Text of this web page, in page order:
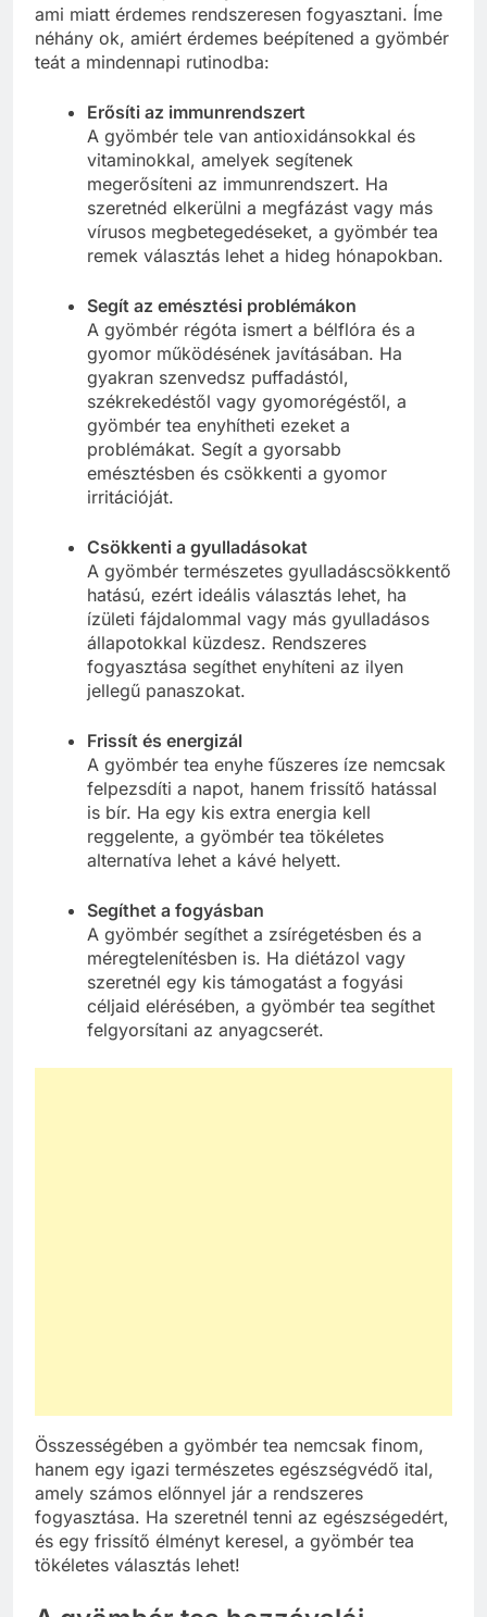
ami miatt érdemes rendszeresen fogyasztani. Íme
néhány ok, amiért érdemes beépítened a gyömbér
teát a mindennapi rutinodba:
Erősíti az immunrendszert
A gyömbér tele van antioxidánsokkal és
vitaminokkal, amelyek segítenek
megerősíteni az immunrendszert. Ha
szeretnéd elkerülni a megfázást vagy más
vírusos megbetegedéseket, a gyömbér tea
remek választás lehet a hideg hónapokban.
Segít az emésztési problémákon
A gyömbér régóta ismert a bélflóra és a
gyomor működésének javításában. Ha
gyakran szenvedsz puffadástól,
székrekedéstől vagy gyomorégéstől, a
gyömbér tea enyhítheti ezeket a
problémákat. Segít a gyorsabb
emésztésben és csökkenti a gyomor
irritációját.
Csökkenti a gyulladásokat
A gyömbér természetes gyulladáscsökkentő
hatású, ezért ideális választás lehet, ha
ízületi fájdalommal vagy más gyulladásos
állapotokkal küzdesz. Rendszeres
fogyasztása segíthet enyhíteni az ilyen
jellegű panaszokat.
Frissít és energizál
A gyömbér tea enyhe fűszeres íze nemcsak
felpezsdíti a napot, hanem frissítő hatással
is bír. Ha egy kis extra energia kell
reggelente, a gyömbér tea tökéletes
alternatíva lehet a kávé helyett.
Segíthet a fogyásban
A gyömbér segíthet a zsírégetésben és a
méregtelenítésben is. Ha diétázol vagy
szeretnél egy kis támogatást a fogyási
céljaid elérésében, a gyömbér tea segíthet
felgyorsítani az anyagcserét.
Összességében a gyömbér tea nemcsak finom,
hanem egy igazi természetes egészségvédő ital,
amely számos előnnyel jár a rendszeres
fogyasztása. Ha szeretnél tenni az egészségedért,
és egy frissítő élményt keresel, a gyömbér tea
tökéletes választás lehet!